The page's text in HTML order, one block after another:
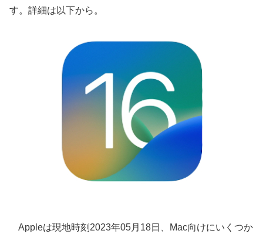
す。詳細は以下から。
Appleは現地時刻2023年05月18日、Mac向けにいくつか